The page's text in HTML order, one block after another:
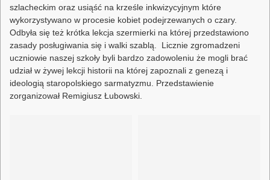
szlacheckim oraz usiąść na krześle inkwizycyjnym które
wykorzystywano w procesie kobiet podejrzewanych o czary.
Odbyła się też krótka lekcja szermierki na której przedstawiono
zasady posługiwania się i walki szablą. Licznie zgromadzeni
uczniowie naszej szkoły byli bardzo zadowoleniu że mogli brać
udział w żywej lekcji historii na której zapoznali z genezą i
ideologią staropolskiego sarmatyzmu. Przedstawienie
zorganizował Remigiusz Łubowski.